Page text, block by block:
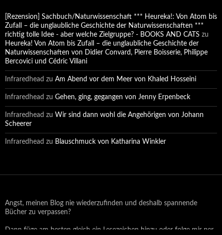
[Rezension] Sachbuch/Naturwissenschaft *** Heureka!: Von Atom bis
Zufall – die unglaubliche Geschichte der Naturwissenschaften ***
richtig tolle Idee - aber welche Zielgruppe? - BOOKS AND CATS zu
Heureka! Von Atom bis Zufall – die unglaubliche Geschichte der
Naturwissenschaften von Didier Convard, Pierre Boisserie, Philippe
Bercovici und Cédric Villani
Infraredhead zu Am Abend vor dem Meer von Khaled Hosseini
Infraredhead zu Gehen, ging, gegangen von Jenny Erpenbeck
Infraredhead zu Wir sind dann wohl die Angehörigen von Johann
Scheerer
Infraredhead zu Blauschmuck von Katharina Winkler
Angst, meinen Blog nie wiederzufinden und deshalb spannende
Bücher zu verpassen?
Dann füge am besten gleich ein Lesezeichen hinzu oder folge mir per